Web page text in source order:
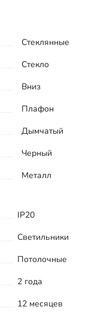
Стеклянные
Стекло
Вниз
Плафон
Дымчатый
Черный
Металл
IP20
Светильники
Потолочные
2 года
12 месяцев